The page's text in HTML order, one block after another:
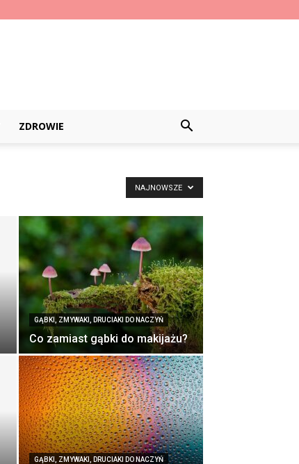
ZDROWIE
NAJNOWSZE
GĄBKI, ZMYWAKI, DRUCIAKI DO NACZYŃ
Co zamiast gąbki do makijażu?
GĄBKI, ZMYWAKI, DRUCIAKI DO NACZYŃ